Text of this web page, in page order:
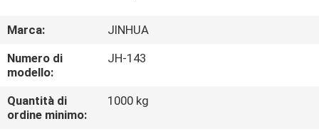
GIRO
DELLA
FABBRICA
Marca:
JINHUA
Numero di
modello:
JH-143
Quantità di
ordine minimo:
1000 kg